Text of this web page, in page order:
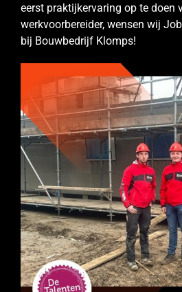
eerst praktijkervaring op te doen
werkvoorbereider, wensen wij
bij Bouwbedrijf Klomps!